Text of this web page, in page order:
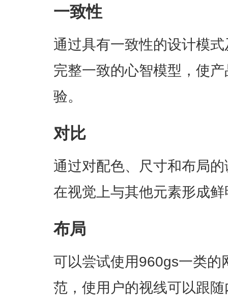
一致性
通过具有一致性的设计模
完整一致的心智模型，使
验。
对比
通过对配色、尺寸和布局
在视觉上与其他元素形成
布局
可以尝试使用960gs一类的
范，使用户的视线可以跟